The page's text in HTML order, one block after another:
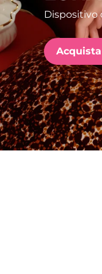
Dispositivo
issa™ Teeth
FAQ™ Dual
POPOLARE